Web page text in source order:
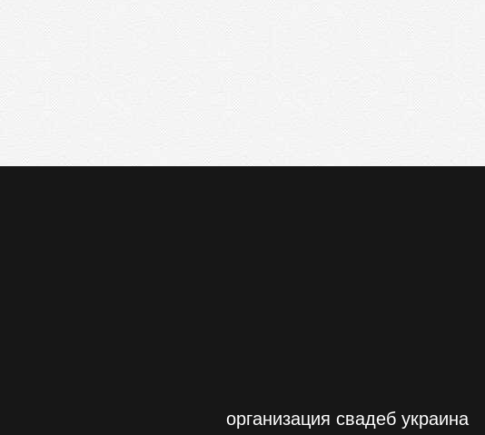
организация свадеб украина